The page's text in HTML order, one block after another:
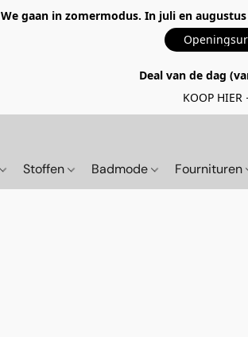
We gaan in zomermodus. In juli en
Deal van de dag
KOOP HIER
Stoffen Badmode Fournituren